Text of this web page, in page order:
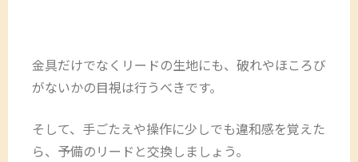
金具だけでなくリードの生地にも、破れやほころび
がないかの目視は行うべきです。
そして、手ごたえや操作に少しでも違和感を覚えた
ら、予備のリードと交換しましょう。